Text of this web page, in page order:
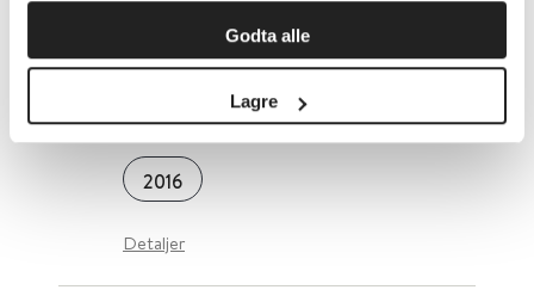
Godta alle
Lagre
en personlighetsforstyrrelse?
2016
Detaljer